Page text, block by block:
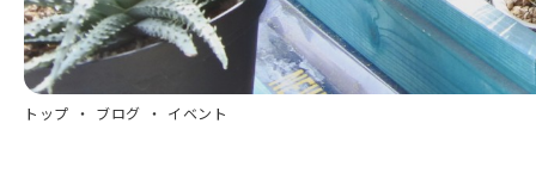
トップ ブログ イベント